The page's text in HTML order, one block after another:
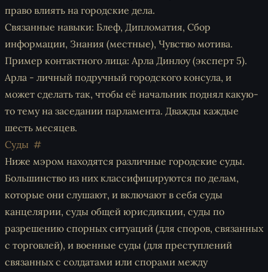
право влиять на городские дела.
Связанные навыки: Блеф, Дипломатия, Сбор
информации, Знания (местные), Чувство мотива.
Пример контактного лица: Арла Динлоу (эксперт 5).
Арла - личный подручный городского консула, и
может сделать так, чтобы её начальник поднял какую-
то тему на заседании парламента. Дважды каждые
шесть месяцев.
Суды
Ниже мэром находятся различные городские суды.
Большинство из них классифицируются по делам,
которые они слушают, и включают в себя суды
канцелярии, суды общей юрисдикции, суды по
разрешению спорных ситуаций (для споров, связанных
с торговлей), и военные суды (для преступлений
связанных с солдатами или спорами между